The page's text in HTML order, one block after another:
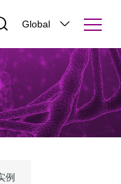
Global
例